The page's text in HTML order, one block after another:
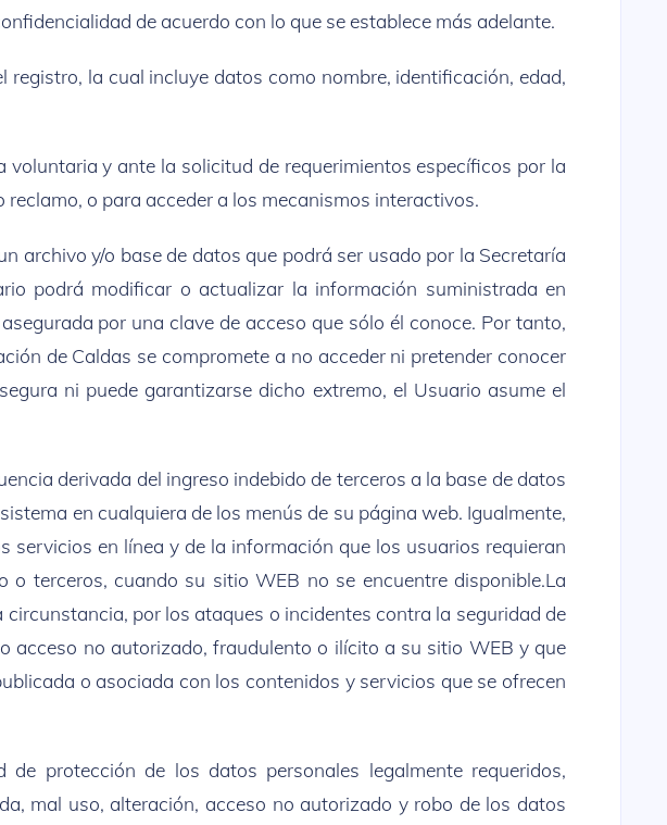
de acuerdo con lo que se establece más adelante.
la cual incluye datos como nombre, identificación, edad,
y ante la solicitud de requerimientos específicos por la
o para acceder a los mecanismos interactivos.
archivo y/o base de datos que podrá ser usado por la Secretaría
podrá modificar o actualizar la información suministrada en
por una clave de acceso que sólo él conoce. Por tanto,
de Caldas se compromete a no acceder ni pretender conocer
ni puede garantizarse dicho extremo, el Usuario asume el
derivada del ingreso indebido de terceros a la base de datos
en cualquiera de los menús de su página web. Igualmente,
en línea y de la información que los usuarios requieran
terceros, cuando su sitio WEB no se encuentre disponible.La
por los ataques o incidentes contra la seguridad de
acceso no autorizado, fraudulento o ilícito a su sitio WEB y que
o asociada con los contenidos y servicios que se ofrecen
protección de los datos personales legalmente requeridos,
mal uso, alteración, acceso no autorizado y robo de los datos